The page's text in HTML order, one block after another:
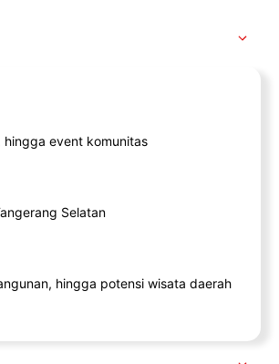
event komunitas
Selatan
hingga potensi wisata daerah